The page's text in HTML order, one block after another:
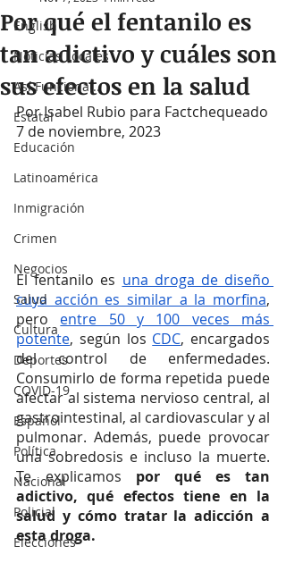
English
Noticias Locales
Así Funciona...
Estatal
Educación
Latinoamérica
Inmigración
Crimen
Negocios
Salud
Cultura
Deportes
COVID-19
Español
Política
Nacional
Policial
Elecciones
Por qué el fentanilo es
tan adictivo y cuáles son
sus efectos en la salud
Por Isabel Rubio para Factchequeado
7 de noviembre, 2023
El fentanilo es una droga de diseño
cuya acción es similar a la morfina,
pero entre 50 y 100 veces más
potente, según los CDC, encargados
del control de enfermedades.
Consumirlo de forma repetida puede
afectar al sistema nervioso central, al
gastrointestinal, al cardiovascular y al
pulmonar. Además, puede provocar
una sobredosis e incluso la muerte.
Te explicamos por qué es tan
adictivo, qué efectos tiene en la
salud y cómo tratar la adicción a
esta droga.